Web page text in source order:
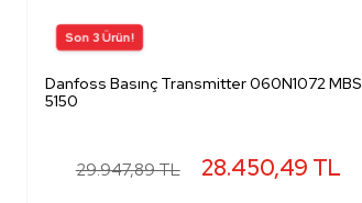
Danfoss Basınç Transmitter 060N1072 MBS
5150
29.947,89 TL 28.450,49 TL